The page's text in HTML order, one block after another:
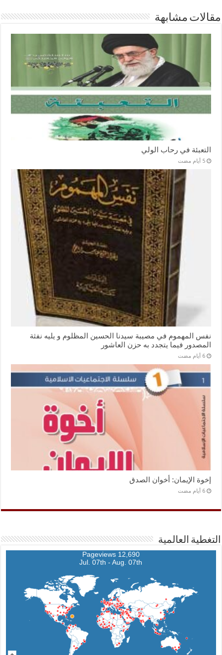
مقالات مشابهة
التعبئة في رحاب الولي
‏5 أيام مضت
نفس المهموم في مصيبة سيدنا الحسين المظلوم و يليه نفثة
المصدور فيما يتجدد به حزن العاشور
‏6 أيام مضت
إخوة الإيمان: أخوان الصدق
‏6 أيام مضت
التغطية العالمية
12,690 Pageviews
Jul. 07th - Aug. 07th